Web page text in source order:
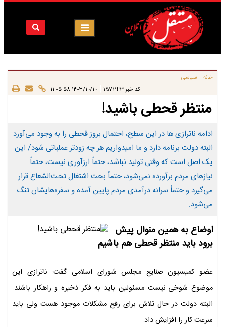
خانه | سیاسی
کد خبر 157243 ۱۴۰۳/۱۰/۱۰ ۱۱:۰۵:۵۸
منتظر قحطی باشید!
ادامه‌ ناترازی‌ ها در این سطح، احتمال بروز قحطی را به وجود می‌آورد
البته دولت برنامه دارد و ما امیدواریم هر چه زودتر عملیاتی شود/ این
یک اصل است که وقتی تولید نباشد، حتماً ارزآوری نیست، حتماً
نیازهای مردم برآورده نمی‌شود، حتماً بحث اشتغال تحت‌الشعاع قرار
می‌گیرد و حتماً سرانه درآمدی مردم پایین آمده و سفره‌هایشان تنگ
می‌شود.
اوضاع به همین منوال پیش
برود باید منتظر قحطی هم باشیم
عضو کمیسیون صنایع مجلس شورای اسلامی گفت: ناترازی این
موضوع شوخی نیست مسئولین باید به فکر ذخیره و راهکار باشند.
البته دولت در حال تلاش برای رفع مشکلات موجود هست ولی باید
سرعت کار را افزایش داد.